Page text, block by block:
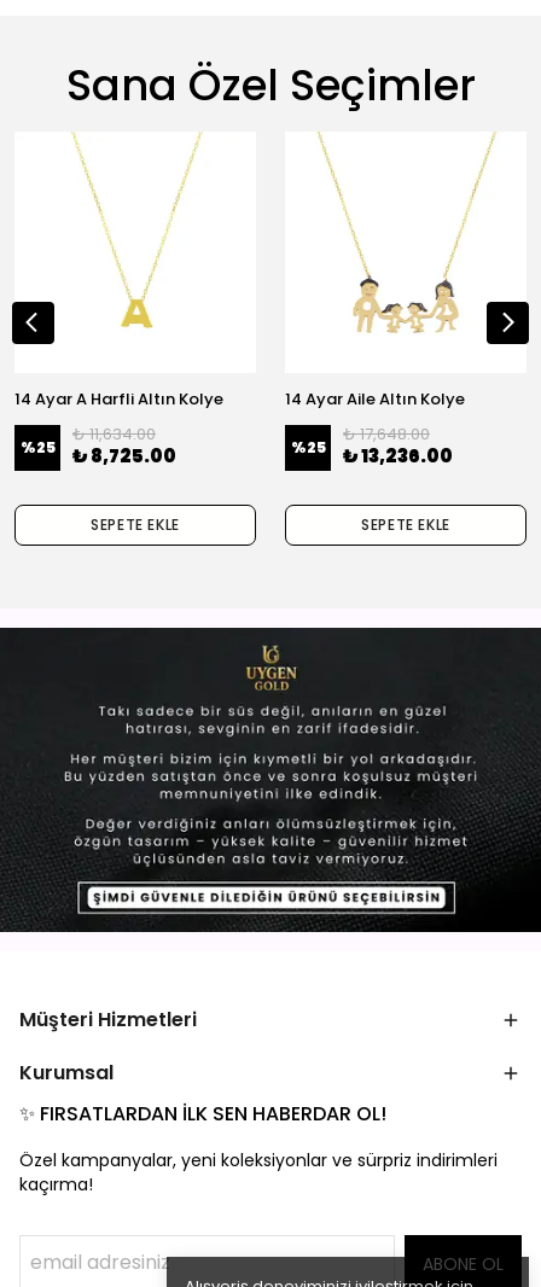
Sana Özel Seçimler
14 Ayar A Harfli Altın Kolye
%25
₺ 11,634.00
₺ 8,725.00
SEPETE EKLE
14 Ayar Aile Altın Kolye
%25
₺ 17,648.00
₺ 13,236.00
SEPETE EKLE
Müşteri Hizmetleri
Kurumsal
✨ FIRSATLARDAN İLK SEN HABERDAR OL!
Özel kampanyalar, yeni koleksiyonlar ve sürpriz indirimleri
kaçırma!
ABONE OL